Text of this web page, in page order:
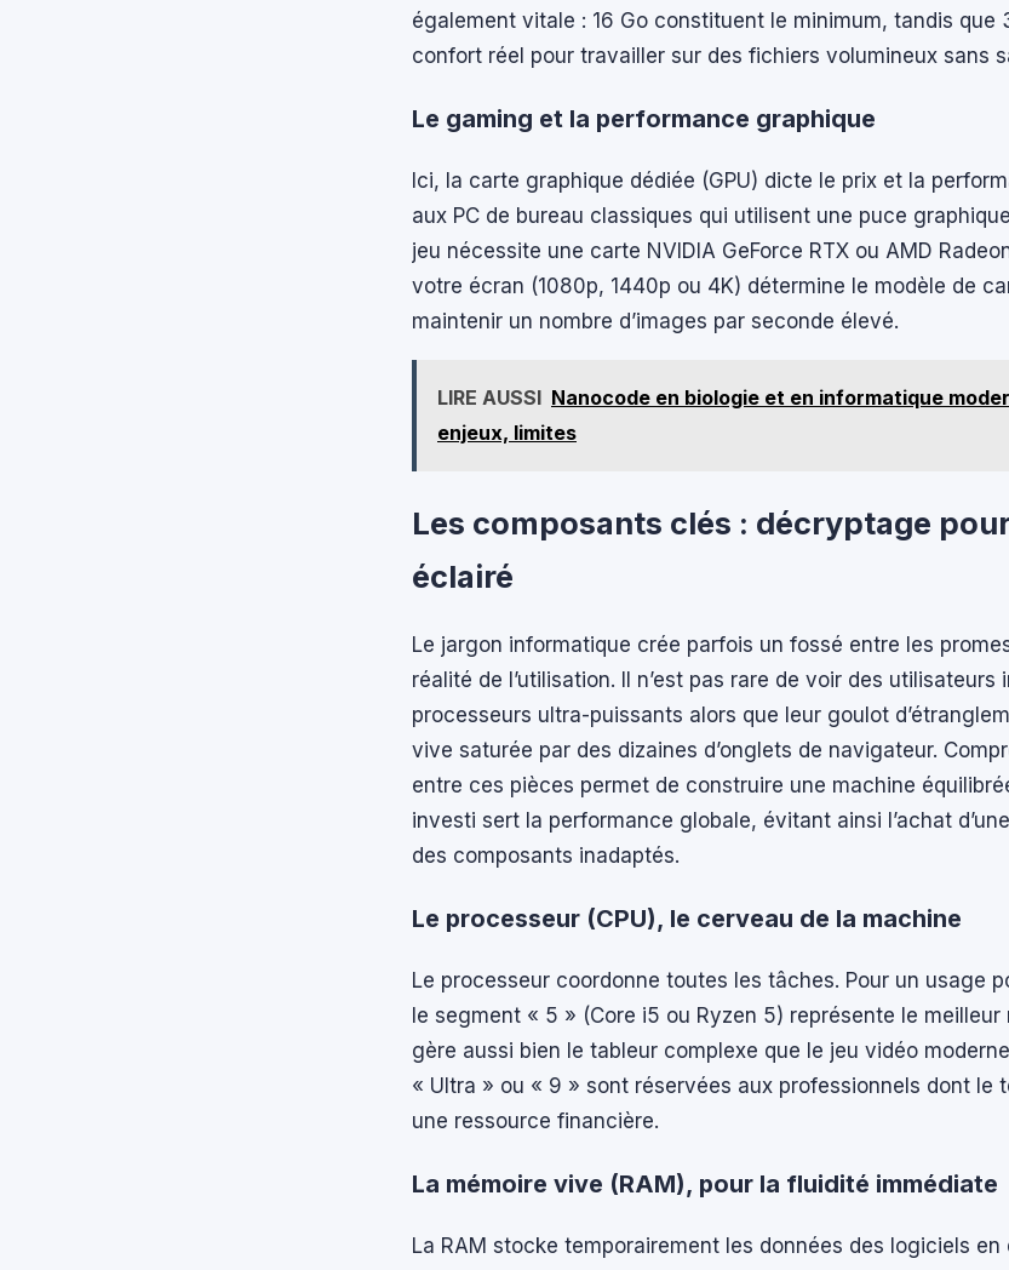
également vitale : 16 Go constituent le minimum, tandis que
confort réel pour travailler sur des fichiers volumineux sans
Le gaming et la performance graphique
Ici, la carte graphique dédiée (GPU) dicte le prix et la
aux PC de bureau classiques qui utilisent une puce
jeu nécessite une carte NVIDIA GeForce RTX ou AMD
votre écran (1080p, 1440p ou 4K) détermine le modèle de
maintenir un nombre d’images par seconde élevé.
LIRE AUSSI Nanocode en biologie et en informatique
enjeux, limites
Les composants clés : décryptage
éclairé
Le jargon informatique crée parfois un fossé entre les
réalité de l’utilisation. Il n’est pas rare de voir des utilisateurs
processeurs ultra-puissants alors que leur goulot
vive saturée par des dizaines d’onglets de navigateur.
entre ces pièces permet de construire une machine
investi sert la performance globale, évitant ainsi l’achat
des composants inadaptés.
Le processeur (CPU), le cerveau de la machine
Le processeur coordonne toutes les tâches. Pour un usage
le segment « 5 » (Core i5 ou Ryzen 5) représente le meilleur
gère aussi bien le tableur complexe que le jeu vidéo
« Ultra » ou « 9 » sont réservées aux professionnels dont le
une ressource financière.
La mémoire vive (RAM), pour la fluidité immédiate
La RAM stocke temporairement les données des logiciels en